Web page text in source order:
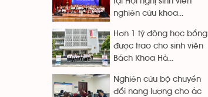
nghiên cứu khoa...
Hơn 1 tỷ đồng học bổng
được trao cho sinh viên
Bách Khoa Hà...
Nghiên cứu bộ chuyển
đổi năng lượng cho ắc